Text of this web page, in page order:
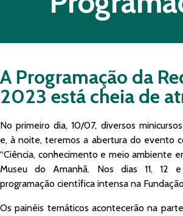
A Programação da
2023 está cheia de
No primeiro dia, 10/07, diversos
e, à noite, teremos a abertura do evento
“Ciência, conhecimento e meio ambiente
Museu do Amanhã. Nos dias 11, 12
programação científica intensa na
Os painéis temáticos acontecerão na